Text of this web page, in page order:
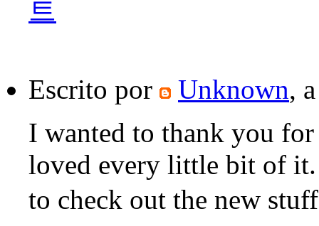
트
Escrito por Unknown,
I wanted to thank you
loved every little bit of
to check out the new